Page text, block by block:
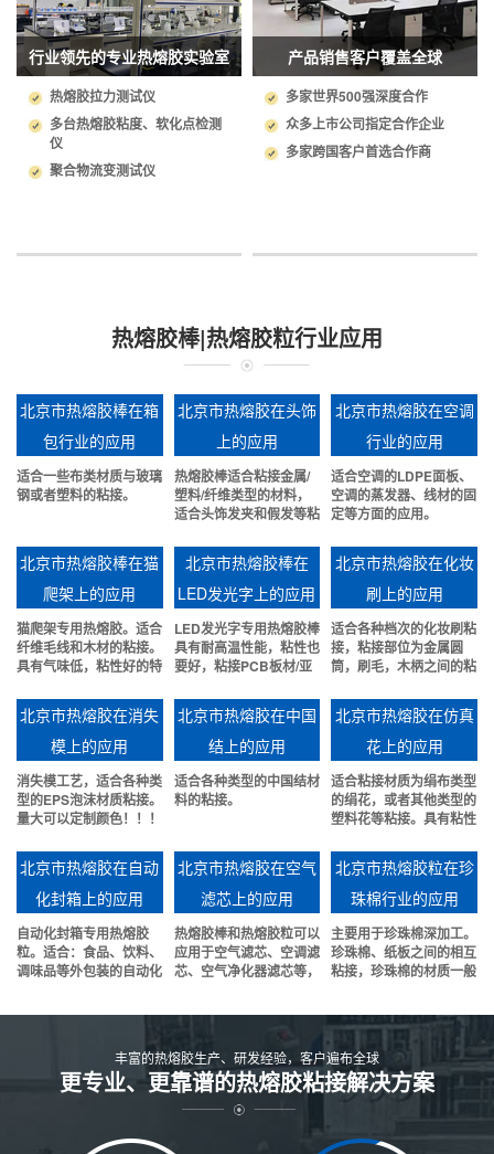
行业领先的专业热熔胶实验室
热熔胶拉力测试仪
多台热熔胶粘度、软化点检测
仪
聚合物流变测试仪
产品销售客户覆盖全球
多家世界500强深度合作
众多上市公司指定合作企业
多家跨国客户首选合作商
热熔胶棒|热熔胶粒行业应用
北京市热熔胶棒在箱
包行业的应用
适合一些布类材质与玻璃
钢或者塑料的粘接。
北京市热熔胶在头饰
上的应用
热熔胶棒适合粘接金属/
塑料/纤维类型的材料，
适合头饰发夹和假发等粘
北京市热熔胶在空调
行业的应用
适合空调的LDPE面板、
空调的蒸发器、线材的固
定等方面的应用。
北京市热熔胶棒在猫
爬架上的应用
猫爬架专用热熔胶。适合
纤维毛线和木材的粘接。
具有气味低，粘性好的特
北京市热熔胶棒在
LED发光字上的应用
LED发光字专用热熔胶棒
具有耐高温性能，粘性也
要好，粘接PCB板材/亚
北京市热熔胶在化妆
刷上的应用
适合各种档次的化妆刷粘
接，粘接部位为金属圆
筒，刷毛，木柄之间的粘
北京市热熔胶在消失
模上的应用
消失模工艺，适合各种类
型的EPS泡沫材质粘接。
量大可以定制颜色！！！
北京市热熔胶在中国
结上的应用
适合各种类型的中国结材
料的粘接。
北京市热熔胶在仿真
花上的应用
适合粘接材质为绢布类型
的绢花，或者其他类型的
塑料花等粘接。具有粘性
北京市热熔胶在自动
化封箱上的应用
自动化封箱专用热熔胶
粒。适合：食品、饮料、
调味品等外包装的自动化
北京市热熔胶在空气
滤芯上的应用
热熔胶棒和热熔胶粒可以
应用于空气滤芯、空调滤
芯、空气净化器滤芯等，
北京市热熔胶粒在珍
珠棉行业的应用
主要用于珍珠棉深加工。
珍珠棉、纸板之间的相互
粘接，珍珠棉的材质一般
以粘接的。
丰富的热熔胶生产、研发经验，客户遍布全球
更专业、更靠谱的热熔胶粘接解决方案